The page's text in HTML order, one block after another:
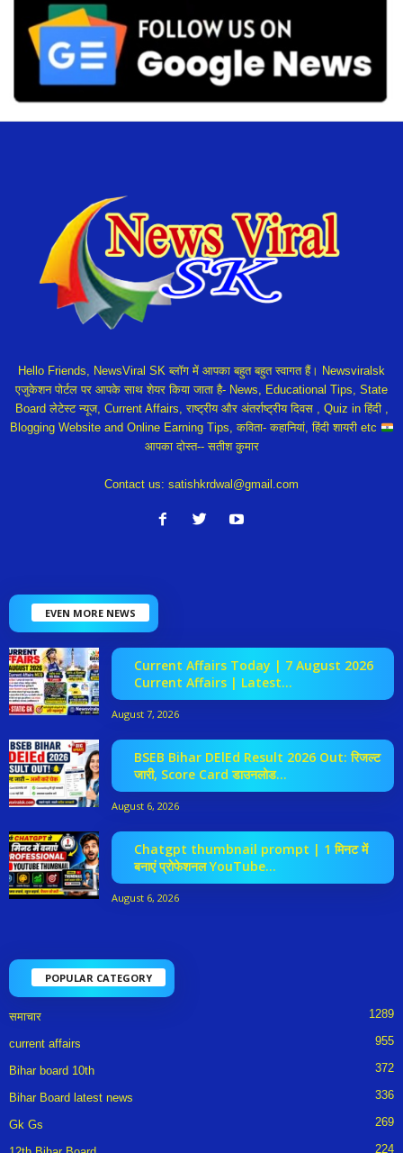
Hello Friends, NewsViral SK ब्लॉग में आपका बहुत बहुत स्वागत हैं। Newsviralsk
एजुकेशन पोर्टल पर आपके साथ शेयर किया जाता है- News, Educational Tips, State
Board लेटेस्ट न्यूज, Current Affairs, राष्ट्रीय और अंतर्राष्ट्रीय दिवस , Quiz in हिंदी ,
Blogging Website and Online Earning Tips, कविता- कहानियां, हिंदी शायरी etc
आपका दोस्त-- सतीश कुमार
Contact us: satishkrdwal@gmail.com
EVEN MORE NEWS
Current Affairs Today | 7 August 2026
Current Affairs | Latest...
August 7, 2026
BSEB Bihar DElEd Result 2026 Out: रिजल्ट
जारी, Score Card डाउनलोड...
August 6, 2026
Chatgpt thumbnail prompt | 1 मिनट में
बनाएं प्रोफेशनल YouTube...
August 6, 2026
POPULAR CATEGORY
समाचार 1289
current affairs 955
Bihar board 10th 372
Bihar Board latest news 336
Gk Gs 269
224